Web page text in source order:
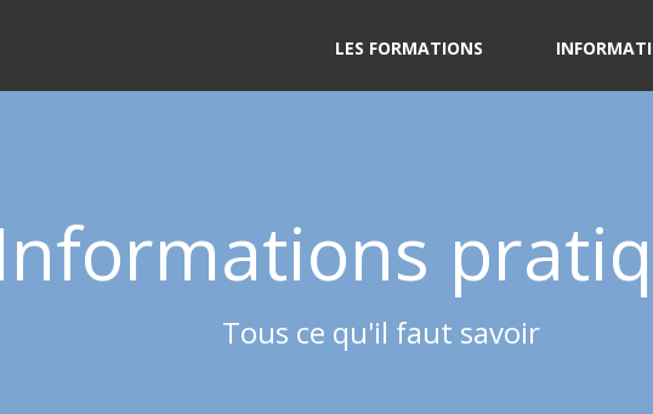
LES FORMATIONS
Tous ce qu'il faut savoir